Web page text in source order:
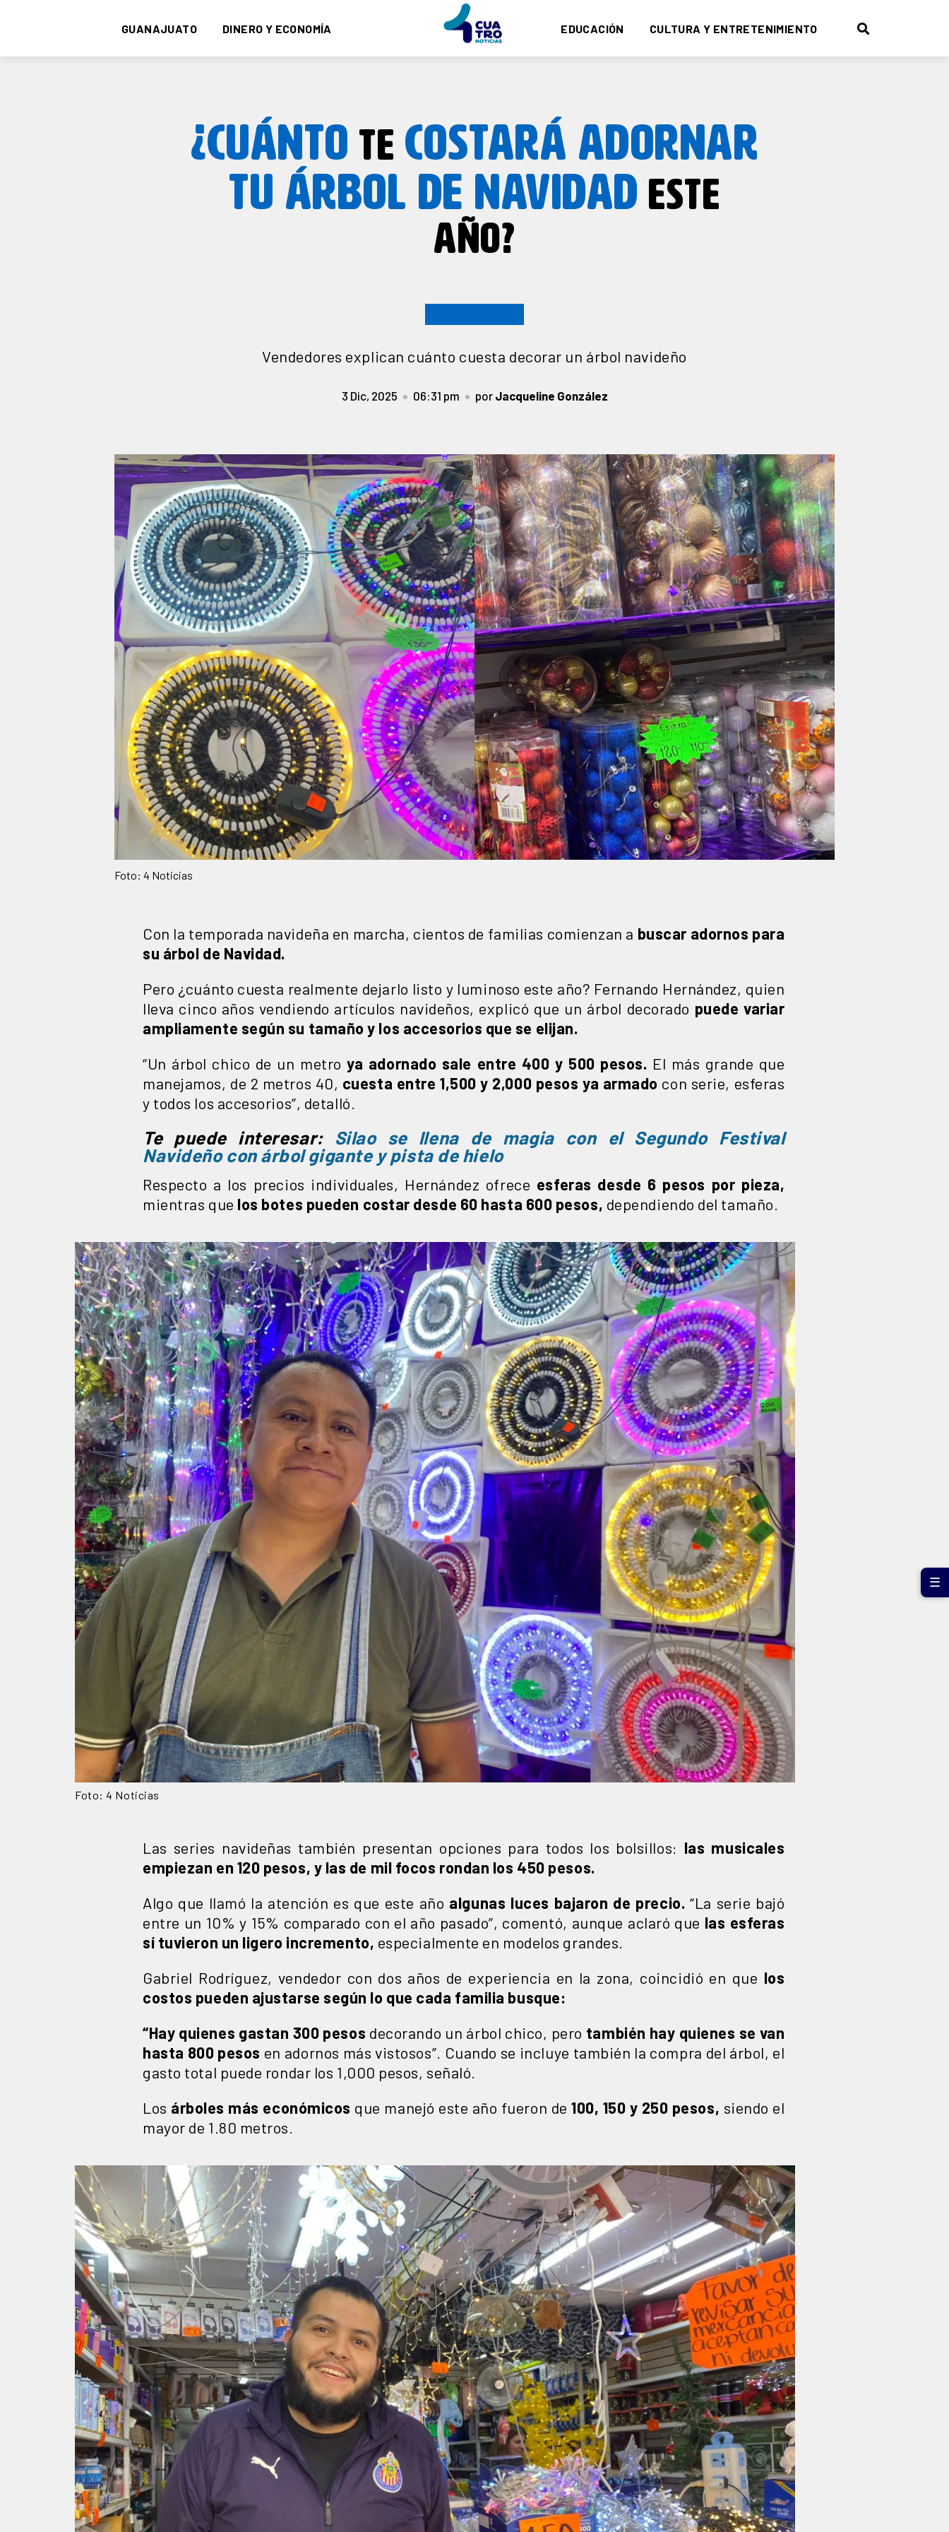
GUANAJUATO DINERO Y ECONOMÍA EDUCACIÓN CULTURA Y ENTRETENIMIENTO
¿CUÁNTO TE COSTARÁ ADORNAR
TU ÁRBOL DE NAVIDAD ESTE
AÑO?
Vendedores explican cuánto cuesta decorar un árbol navideño
3 Dic, 2025 06:31 pm por Jacqueline González
Foto: 4 Noticias
Con la temporada navideña en marcha, cientos de familias comienzan a buscar adornos para
su árbol de Navidad.
Pero ¿cuánto cuesta realmente dejarlo listo y luminoso este año? Fernando Hernández, quien
lleva cinco años vendiendo artículos navideños, explicó que un árbol decorado puede variar
ampliamente según su tamaño y los accesorios que se elijan.
“Un árbol chico de un metroya adornado sale entre 400 y 500 pesos. El más grande que
manejamos, de 2 metros 40, cuesta entre 1,500 y 2,000 pesos ya armado con serie, esferas
y todos los accesorios”, detalló.
Te puede interesar: Silao se llena de magia con el Segundo Festival
Navideño con árbol gigante y pista de hielo
Respecto a los precios individuales, Hernández ofrece esferas desde 6 pesos por pieza,
mientras que los botes pueden costar desde 60 hasta 600 pesos, dependiendo del tamaño.
Foto: 4 Noticias
Las series navideñas también presentan opciones para todos los bolsillos: las musicales
empiezan en 120 pesos, y las de mil focos rondan los 450 pesos.
Algo que llamó la atención es que este año algunas luces bajaron de precio. “La serie bajó
entre un 10% y 15% comparado con el año pasado”, comentó, aunque aclaró que las esferas
sí tuvieron un ligero incremento, especialmente en modelos grandes.
Gabriel Rodríguez, vendedor con dos años de experiencia en la zona, coincidió en que los
costos pueden ajustarse según lo que cada familia busque:
“Hay quienes gastan 300 pesos decorando un árbol chico, pero también hay quienes se van
hasta 800 pesos en adornos más vistosos”. Cuando se incluye también la compra del árbol, el
gasto total puede rondar los 1,000 pesos, señaló.
Los árboles más económicos que manejó este año fueron de 100, 150 y 250 pesos, siendo el
mayor de 1.80 metros.
☰